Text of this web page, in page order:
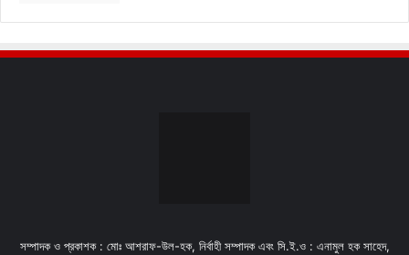
সম্পাদক ও প্রকাশক : মোঃ আশরাফ-উল-হক, নির্বাহী সম্পাদক এবং সি.ই.ও : এনামুল হক সাহেদ,